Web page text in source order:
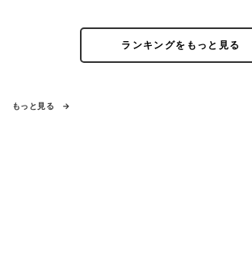
ランキングをもっと見る
もっと見る